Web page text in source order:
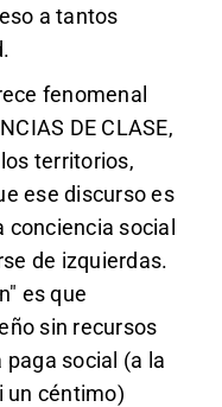
a tantos
fenomenal
DE CLASE,
territorios,
ese discurso es
conciencia social
de izquierdas.
es que
sin recursos
social (a la
un céntimo)